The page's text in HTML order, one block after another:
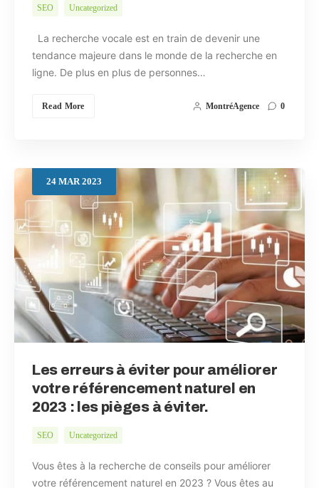
SEO Uncategorized
La recherche vocale est en train de devenir une
tendance majeure dans le monde de la recherche en
ligne. De plus en plus de personnes…
Read More MontréAgence 0
24 MAR2023
Les erreurs à éviter pour améliorer
votre référencement naturel en
2023 : les pièges à éviter.
SEO Uncategorized
Vous êtes à la recherche de conseils pour améliorer
votre référencement naturel en 2023 ? Vous êtes au